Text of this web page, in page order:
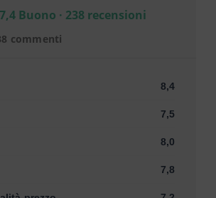
7,4 Buono · 238 recensioni
commenti
8,4
7,5
8,0
7,8